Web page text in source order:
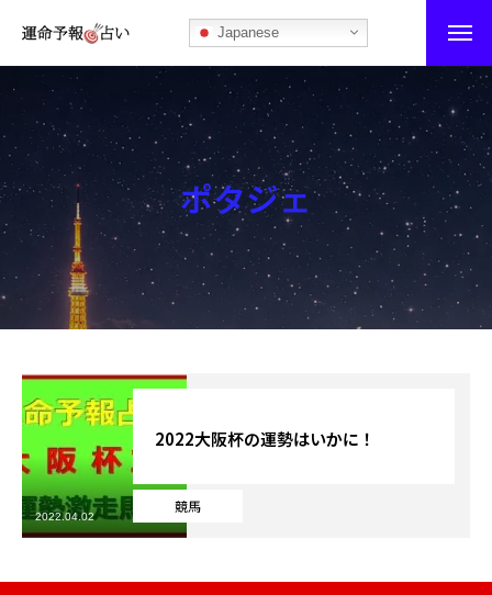
Japanese
運命予報占い
運命予報占いとは
あなたの所属部屋を探そう！
最恐の相性占い
秘伝公開！吉凶カレンダー
記事カテゴリー
ブログ
お知らせ
芸能界
テニス
ポタジェ
競馬
2022大阪杯の運勢はいかに！
2022.04.02